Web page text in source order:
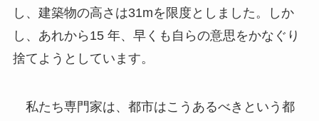
し、建築物の高さは31mを限度としました。しか
し、あれから15 年、早くも自らの意思をかなぐり
捨てようとしています。
私たち専門家は、都市はこうあるべきという都